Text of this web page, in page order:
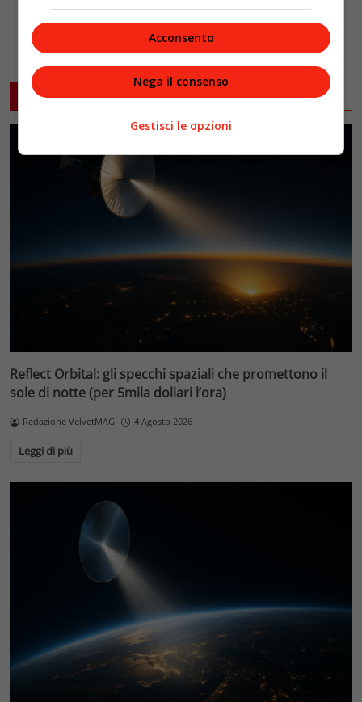
ARTICOLI CORRELATI
Reflect Orbital: gli specchi spaziali che promettono il
sole di notte (per 5mila dollari l’ora)
Redazione VelvetMAG 4 Agosto 2026
Leggi di più
Acconsento
Nega il consenso
Gestisci le opzioni